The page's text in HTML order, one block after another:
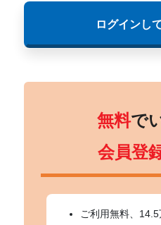
ログインし
無料で
会員登
ご利用無料、14.5